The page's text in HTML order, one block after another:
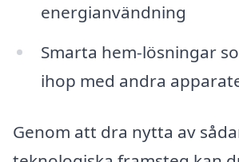
energianvändning
Smarta hem-lösningar
ihop med andra
Genom att dra nytta av